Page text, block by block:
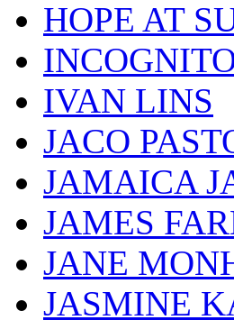
HOPE AT
IVAN LINS
JACO
JAMAICA
JAMES
JANE
JASMINE